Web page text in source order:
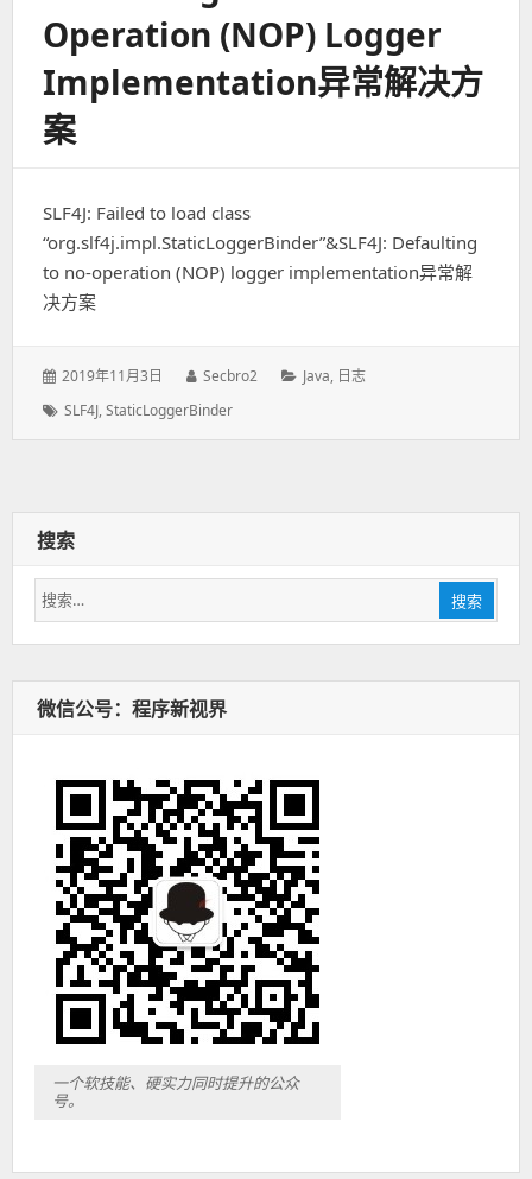
Operation (NOP) Logger
Implementation异常解决方
案
SLF4J: Failed to load class
“org.slf4j.impl.StaticLoggerBinder”&SLF4J: Defaulting
to no-operation (NOP) logger implementation异常解
决方案
发
于：
2019年11月3日
作
Secbro2
分
Java, 日志
标
SLF4J,StaticLoggerBinder
搜索
搜
索：
搜索
微信公号：程序新视界
一个软技能、硬实力同时提升的公众
号。